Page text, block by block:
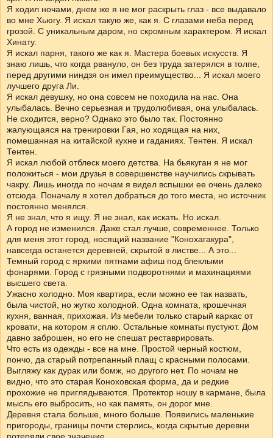
Я ходил ночами, днем же я не мог раскрыть глаз - все выдавало
во мне Хьюгу. Я искал такую же, как я. С глазами неба перед
грозой. С уникальным даром, но скромным характером. Я искал
Хинату.
Я искал парня, такого же как я. Мастера боевых искусств. Я
знаю лишь, что когда рвануло, он без труда затерялся в толпе,
перед другими ниндзя он имел преимущество... Я искал моего
лучшего друга Ли.
Я искал девушку, но она совсем не походила на нас. Она
улыбалась. Вечно серьезная и трудолюбивая, она улыбалась.
Не сходится, верно? Однако это было так. Постоянно
жалующаяся на тренировки Гая, но ходящая на них,
помешанная на китайской кухне и гаданиях. Тентен. Я искал
Тентен.
Я искал любой отблеск моего детства. На бьякуган я не мог
положиться - мои друзья в совершенстве научились скрывать
чакру. Лишь иногда по ночам я видел вспышки ее очень далеко
отсюда. Поначалу я хотел добраться до того места, но источник
постоянно менялся.
Я не знал, что я ищу. Я не знал, как искать. Но искал.
А город не изменился. Даже стал лучше, современнее. Только
для меня этот город, носящий название "Конохагакура",
навсегда останется деревней, скрытой в листве... А это...
Темный город с яркими пятнами афиш под блеклыми
фонарями. Город с грязными подворотнями и махинациями
высшего света.
Ужасно холодно. Моя квартира, если можно ее так назвать,
была чистой, но жутко холодной. Одна комната, крошечная
кухня, ванная, прихожая. Из мебели только старый каркас от
кровати, на котором я сплю. Остальные комнаты пустуют. Дом
давно заброшен, но его не спешат реставрировать.
Что есть из одежды - все на мне. Простой черный костюм,
пончо, да старый потрепанный плащ с красными полосами.
Выгляжу как дурак или бомж, но другого нет. По ночам не
видно, что это старая Коноховская форма, да и редкие
прохожие не приглядываются. Протектор ношу в кармане, была
мысль его выбросить, но как память, он дорог мне.
Деревня стала больше, много больше. Появились маленькие
пригороды, границы почти стерлись, когда скрытые деревни